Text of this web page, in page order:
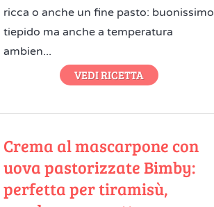
ricca o anche un fine pasto: buonissimo
tiepido ma anche a temperatura
ambien...
VEDI RICETTA
Crema al mascarpone con
uova pastorizzate Bimby:
perfetta per tiramisù,